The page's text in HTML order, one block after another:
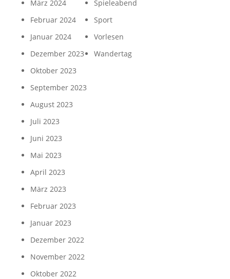
März 2024
Februar 2024
Januar 2024
Dezember 2023
Oktober 2023
September 2023
August 2023
Juli 2023
Juni 2023
Mai 2023
April 2023
März 2023
Februar 2023
Januar 2023
Dezember 2022
November 2022
Oktober 2022
Spieleabend
Sport
Vorlesen
Wandertag